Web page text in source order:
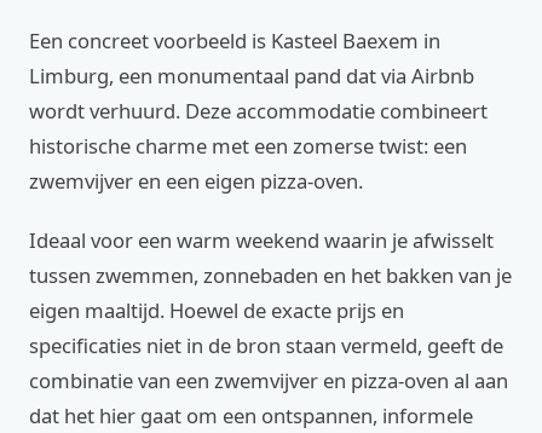
Een concreet voorbeeld is Kasteel Baexem in
Limburg, een monumentaal pand dat via Airbnb
wordt verhuurd. Deze accommodatie combineert
historische charme met een zomerse twist: een
zwemvijver en een eigen pizza-oven.
Ideaal voor een warm weekend waarin je afwisselt
tussen zwemmen, zonnebaden en het bakken van je
eigen maaltijd. Hoewel de exacte prijs en
specificaties niet in de bron staan vermeld, geeft de
combinatie van een zwemvijver en pizza-oven al aan
dat het hier gaat om een ontspannen, informele